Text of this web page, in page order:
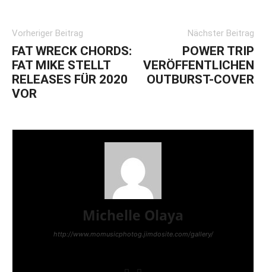
Vorheriger Beitrag
FAT WRECK CHORDS:
FAT MIKE STELLT
RELEASES FÜR 2020
VOR
Nächster Beitrag
POWER TRIP
VERÖFFENTLICHEN
OUTBURST-COVER
Michelle Olaya
http://www.momusicphotog.jimdosite.com/gallery/